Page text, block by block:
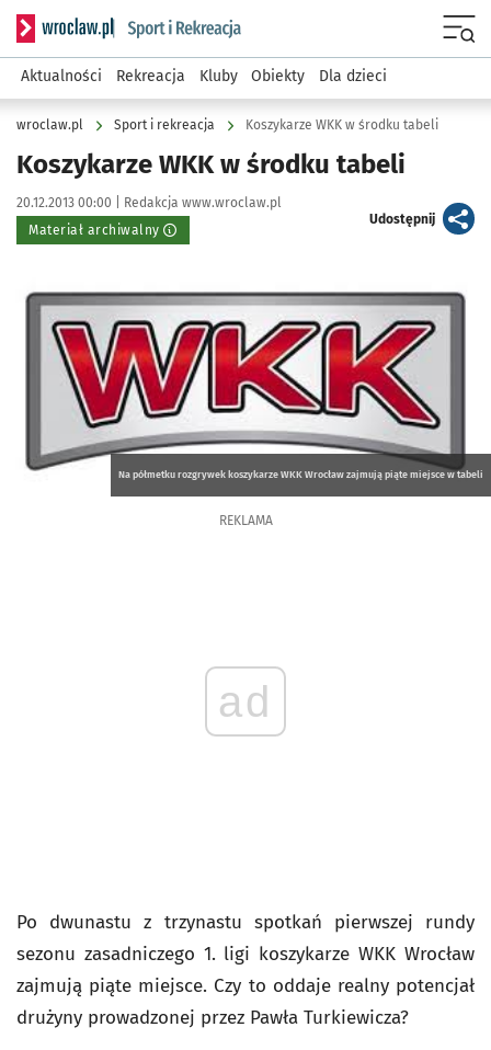
Serwis informacyjny wroclaw.pl podserwis: Sport i rekreacja
Aktualności Rekreacja Kluby Obiekty Dla dzieci
wroclaw.pl Sport i rekreacja Koszykarze WKK w środku tabeli
Koszykarze WKK w środku tabeli
Data publikacji:
20.12.2013 00:00 | Autor:
Redakcja www.wroclaw.pl
Materiał archiwalny
Udostępnijartykuł
Na półmetku rozgrywek koszykarze WKK Wrocław zajmują piąte miejsce w tabeli
REKLAMA
ad
Po dwunastu z trzynastu spotkań pierwszej rundy
sezonu zasadniczego 1. ligi koszykarze WKK Wrocław
zajmują piąte miejsce. Czy to oddaje realny potencjał
drużyny prowadzonej przez Pawła Turkiewicza?